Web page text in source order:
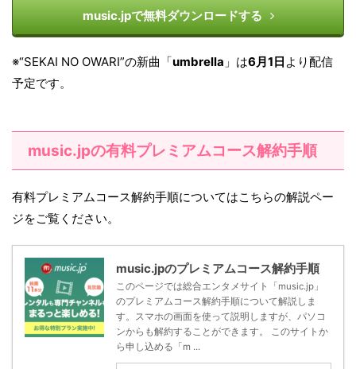
music.jpで無料ダウンロードする
※“SEKAI NO OWARI”の新曲「umbrella 」は6月1日 より配信
予定です。
music.jpの有料プレミアムコース解約手順
有料プレミアムコース解約手順についてはこちらの解説ペー
ジをご覧ください。
music.jpのプレミアムコース解約手順
このページでは総合エンタメサイト「music.jp」
のプレミアムコース解約手順について解説しま
す。スマホの画面を使って説明しますが、パソコ
ンからも解約することができます。 このサイトか
ら申し込める「m ...